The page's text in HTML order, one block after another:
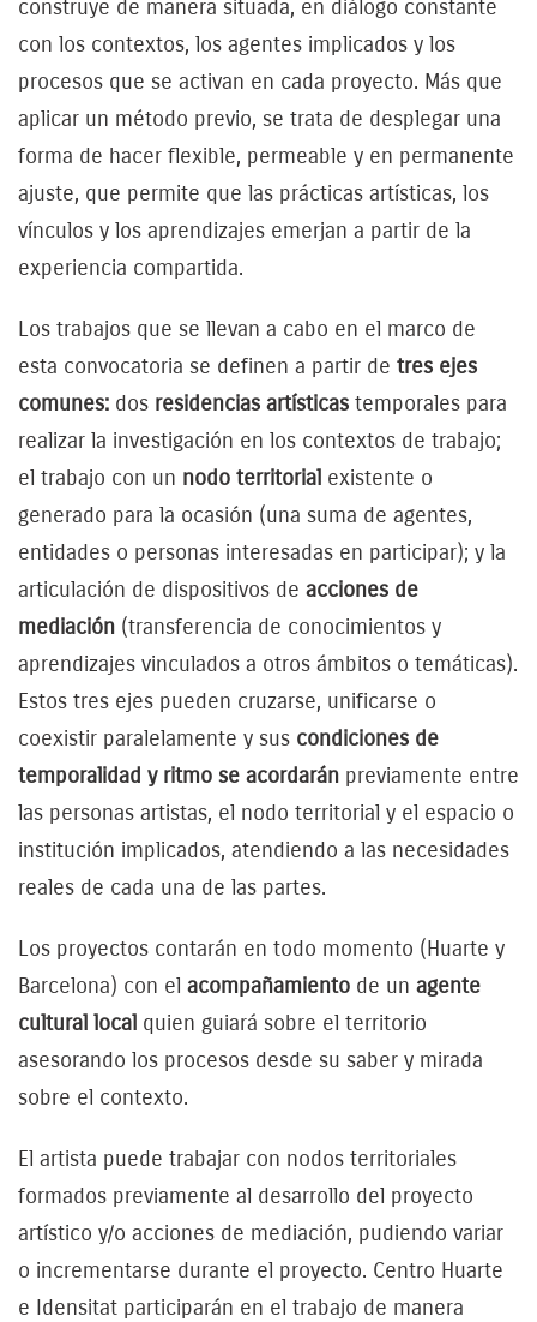
construye de manera situada, en diálogo constante
con los contextos, los agentes implicados y los
procesos que se activan en cada proyecto. Más que
aplicar un método previo, se trata de desplegar una
forma de hacer flexible, permeable y en permanente
ajuste, que permite que las prácticas artísticas, los
vínculos y los aprendizajes emerjan a partir de la
experiencia compartida.
Los trabajos que se llevan a cabo en el marco de
esta convocatoria se definen a partir de tres ejes
comunes: dos residencias artísticas temporales para
realizar la investigación en los contextos de trabajo;
el trabajo con un nodo territorial existente o
generado para la ocasión (una suma de agentes,
entidades o personas interesadas en participar); y la
articulación de dispositivos de acciones de
mediación (transferencia de conocimientos y
aprendizajes vinculados a otros ámbitos o temáticas).
Estos tres ejes pueden cruzarse, unificarse o
coexistir paralelamente y sus condiciones de
temporalidad y ritmo se acordarán previamente entre
las personas artistas, el nodo territorial y el espacio o
institución implicados, atendiendo a las necesidades
reales de cada una de las partes.
Los proyectos contarán en todo momento (Huarte y
Barcelona) con el acompañamiento de un agente
cultural local quien guiará sobre el territorio
asesorando los procesos desde su saber y mirada
sobre el contexto.
El artista puede trabajar con nodos territoriales
formados previamente al desarrollo del proyecto
artístico y/o acciones de mediación, pudiendo variar
o incrementarse durante el proyecto. Centro Huarte
e Idensitat participarán en el trabajo de manera